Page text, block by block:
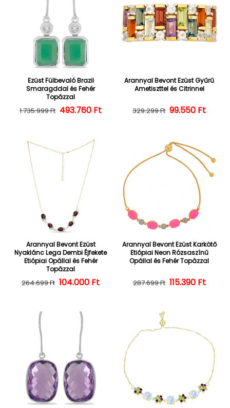
Ezüst Fülbevaló Brazil
Smaragddal és Fehér
Topázzal
Normál ár
1.735.999 Ft Kedvezményes ár
493.760 Ft
Arannyal Bevont Ezüst Gyűrű
Ametiszttel és Citrinnel
Normál ár
329.299 Ft 99.550 Ft
Arannyal Bevont Ezüst
Nyaklánc Lega Dembi Éjfekete
Etiópiai Opállal és Fehér
Topázzal
Normál ár
264.699 Ft Kedvezményes ár
104.000 Ft
Arannyal Bevont Ezüst Karkötő
Etiópiai Neon Rózsaszínű
Opállal és Fehér Topázzal
Normál ár
287.699 Ft 115.390 Ft